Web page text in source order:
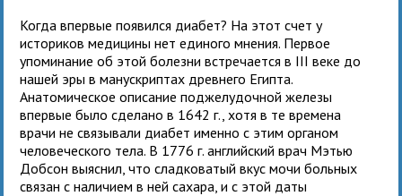
Когда впервые появился диабет? На этот счет у
историков медицины нет единого мнения. Первое
упоминание об этой болезни встречается в III веке до
нашей эры в манускриптах древнего Египта.
Анатомическое описание поджелудочной железы
впервые было сделано в 1642 г., хотя в те времена
врачи не связывали диабет именно с этим органом
человеческого тела. В 1776 г. английский врач Мэтью
Добсон выяснил, что сладковатый вкус мочи больных
связан с наличием в ней сахара, и с этой даты